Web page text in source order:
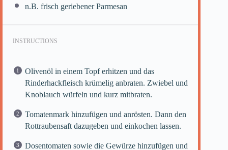
n.B. frisch geriebener Parmesan
INSTRUCTIONS
Olivenöl in einem Topf erhitzen und das
Rinderhackfleisch krümelig anbraten. Zwiebel und
Knoblauch würfeln und kurz mitbraten.
Tomatenmark hinzufügen und anrösten. Dann den
Rottraubensaft dazugeben und einkochen lassen.
Dosentomaten sowie die Gewürze hinzufügen und